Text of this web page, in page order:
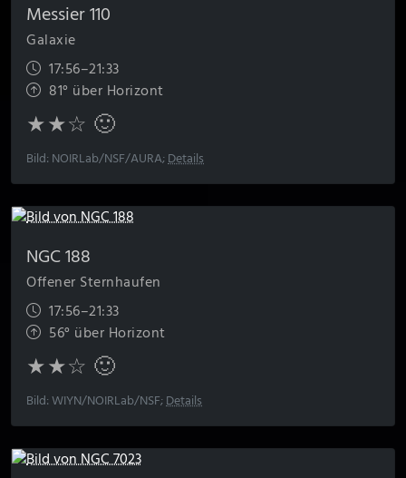
Messier 110
Galaxie
17:56–21:33
81° über Horizont
★★☆ 🙂
Bild: NOIRLab/NSF/AURA;Details
NGC 188
Offener Sternhaufen
17:56–21:33
56° über Horizont
★★☆ 🙂
Bild: WIYN/NOIRLab/NSF;Details